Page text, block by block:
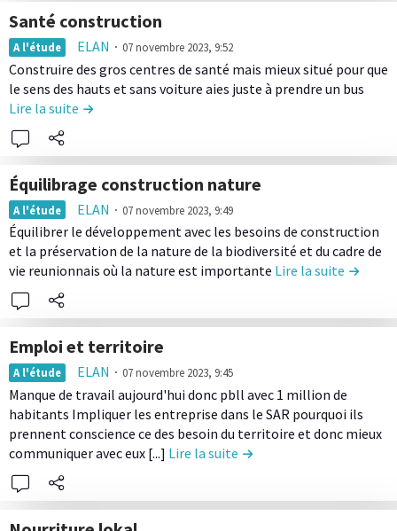
a
s
s
e
m
n
d
e
t
e
r
r
a
n
u
t
i
o
n
D
é
c
l
a
s
s
e
m
n
t
d
e
t
e
r
r
a
c
o
n
t
r
i
u
t
i
o
n
D
é
c
l
a
s
s
e
m
e
n
t
e
n
u
d
l
a
c
o
n
r
b
u
t
i
o
n
M
a
i
Santé construction
L
i
r
e
l
e
c
o
n
t
e
n
u
e
l
a
c
o
n
r
A l'étude ELAN ∙ 07 novembre 2023, 9:52
Construire des gros centres de santé mais mieux situé pour que
le sens des hauts et sans voiture aies juste à prendre un bus
Lire la suite de la contribution Santé construction
Équilibrage construction nature
L
i
r
e
l
e
o
n
t
e
n
u
d
l
A l'étude ELAN ∙ 07 novembre 2023, 9:49
Équilibrer le développement avec les besoins de construction
et la préservation de la nature de la biodiversité et du cadre de
vie reunionnais où la nature est importante Lire la suite de la
Emploi et territoire
L
i
r
e
l
e
c
A l'étude ELAN ∙ 07 novembre 2023, 9:45
Manque de travail aujourd'hui donc pbll avec 1 million de
habitants Impliquer les entreprise dans le SAR pourquoi ils
prennent conscience ce des besoin du territoire et donc mieux
communiquer avec eux [...] Lire la suite de la contribution